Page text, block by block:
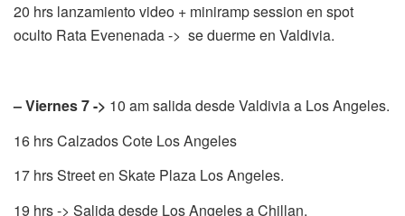
20 hrs lanzamiento video + miniramp session en spot
oculto Rata Evenenada -> se duerme en Valdivia.
– Viernes 7 -> 10 am salida desde Valdivia a Los Angeles.
16 hrs Calzados Cote Los Angeles
17 hrs Street en Skate Plaza Los Angeles.
19 hrs -> Salida desde Los Angeles a Chillan.